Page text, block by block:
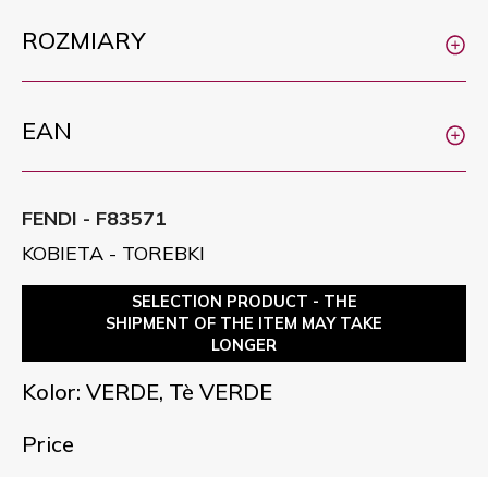
ROZMIARY
EAN
FENDI - F83571
KOBIETA - TOREBKI
SELECTION PRODUCT - THE
SHIPMENT OF THE ITEM MAY TAKE
LONGER
Kolor: VERDE, Tè VERDE
Price